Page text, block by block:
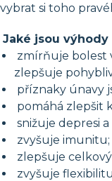
vybrat si toho
Jaké jsou výhody
zmírňuje bolest
zlepšuje
příznaky únavy
pomáhá zlepšit
snižuje depresi
zvyšuje imunitu;
zlepšuje
zvyšuje